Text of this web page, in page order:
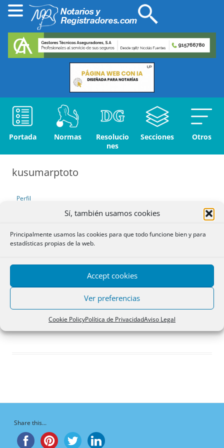
Sí, también usamos cookies
Principalmente usamos las cookies para que todo funcione bien y para
estadísticas propias de la web.
Accept cookies
Ver preferencias
Cookie PolicyPolítica de PrivacidadAviso Legal
Portada Normas
Resolucio
nes
Secciones Otros
kusumarptoto
Perfil
Debates iniciados
Respuestas creadas
Participaciones
Favoritos
Debates en los que
participa
¡Vaya, no hay debates aquí!
Share this...